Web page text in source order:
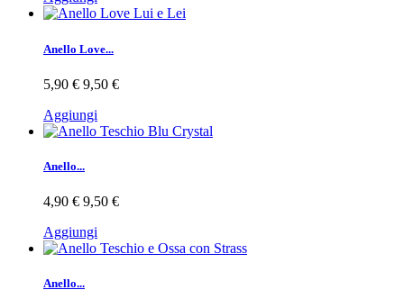
Anello Love...
5,90 € 9,50 €
Aggiungi
Anello...
4,90 € 9,50 €
Aggiungi
Anello...